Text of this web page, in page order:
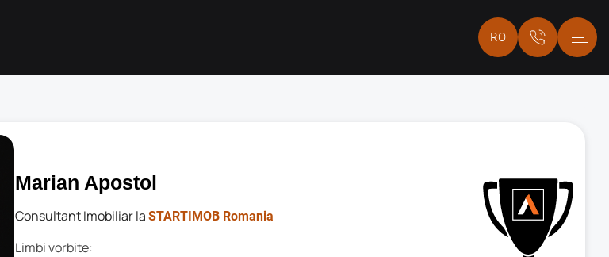
RO
Marian Apostol
Consultant Imobiliar la STARTIMOB Romania
Limbi vorbite: